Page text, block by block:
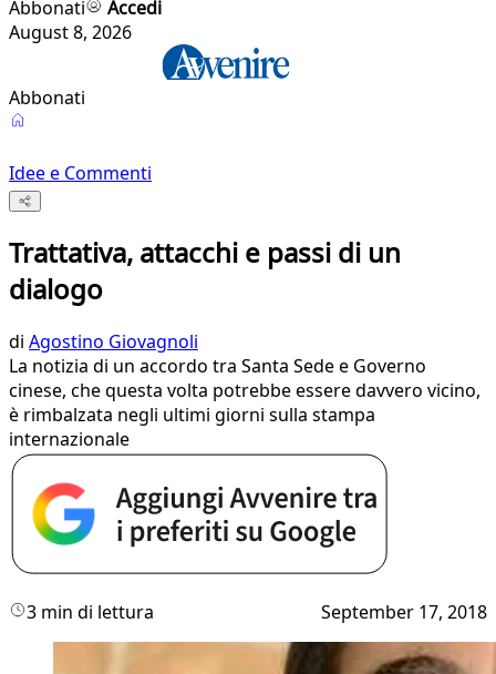
Abbonati
Accedi
August 8, 2026
Abbonati
Idee e Commenti
Trattativa, attacchi e passi di un
dialogo
di Agostino Giovagnoli
La notizia di un accordo tra Santa Sede e Governo
cinese, che questa volta potrebbe essere davvero vicino,
è rimbalzata negli ultimi giorni sulla stampa
internazionale
3 min di lettura September 17, 2018